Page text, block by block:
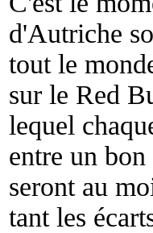
d'Autriche
tout le
sur le Red
lequel
entre un
seront au
tant les